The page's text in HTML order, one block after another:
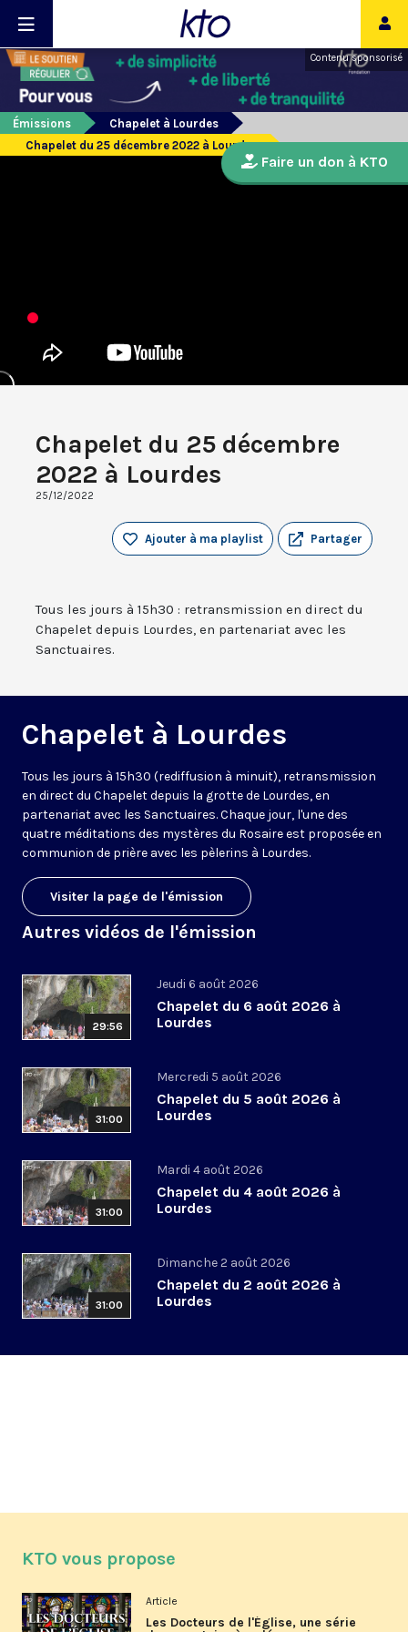
Contenu sponsorisé
Émissions
Chapelet à Lourdes
Chapelet du 25 décembre 2022 à Lourdes
Chapelet du 25 décembre
2022 à Lourdes
25/12/2022
Partager
Ajouter à ma playlist
Tous les jours à 15h30 : retransmission en direct du
Chapelet depuis Lourdes, en partenariat avec les
Sanctuaires.
Chapelet à Lourdes
Tous les jours à 15h30 (rediffusion à minuit), retransmission
en direct du Chapelet depuis la grotte de Lourdes, en
partenariat avec les Sanctuaires. Chaque jour, l'une des
quatre méditations des mystères du Rosaire est proposée en
communion de prière avec les pèlerins à Lourdes.
Visiter la page de l'émission
Autres vidéos de l'émission
29:56
Jeudi 6 août 2026
Chapelet du 6 août 2026 à
Lourdes
31:00
Mercredi 5 août 2026
Chapelet du 5 août 2026 à
Lourdes
31:00
Mardi 4 août 2026
Chapelet du 4 août 2026 à
Lourdes
31:00
Dimanche 2 août 2026
Chapelet du 2 août 2026 à
Lourdes
Faire un don à KTO
KTO vous propose
Article
Les Docteurs de l'Église, une série